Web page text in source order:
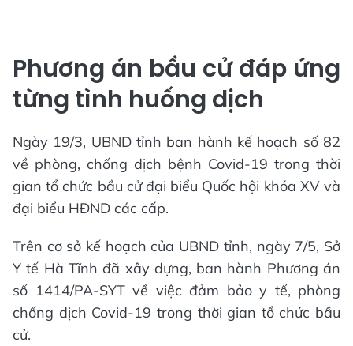
Phương án bầu cử đáp ứng
từng tình huống dịch
Ngày 19/3, UBND tỉnh ban hành kế hoạch số 82
về phòng, chống dịch bệnh Covid-19 trong thời
gian tổ chức bầu cử đại biểu Quốc hội khóa XV và
đại biểu HĐND các cấp.
Trên cơ sở kế hoạch của UBND tỉnh, ngày 7/5, Sở
Y tế Hà Tĩnh đã xây dựng, ban hành Phương án
số 1414/PA-SYT về việc đảm bảo y tế, phòng
chống dịch Covid-19 trong thời gian tổ chức bầu
cử.